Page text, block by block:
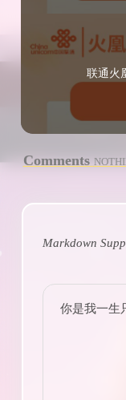
联通火
Comments
Markdown
你是我一生